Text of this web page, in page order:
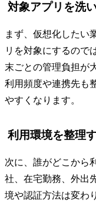
対象アプリを洗
まず、仮想化したい
リを対象にするので
末ごとの管理負担が
利用頻度や連携先も
やすくなります。
利用環境を整理
次に、誰がどこから
社、在宅勤務、外出
境や認証方法は変わ